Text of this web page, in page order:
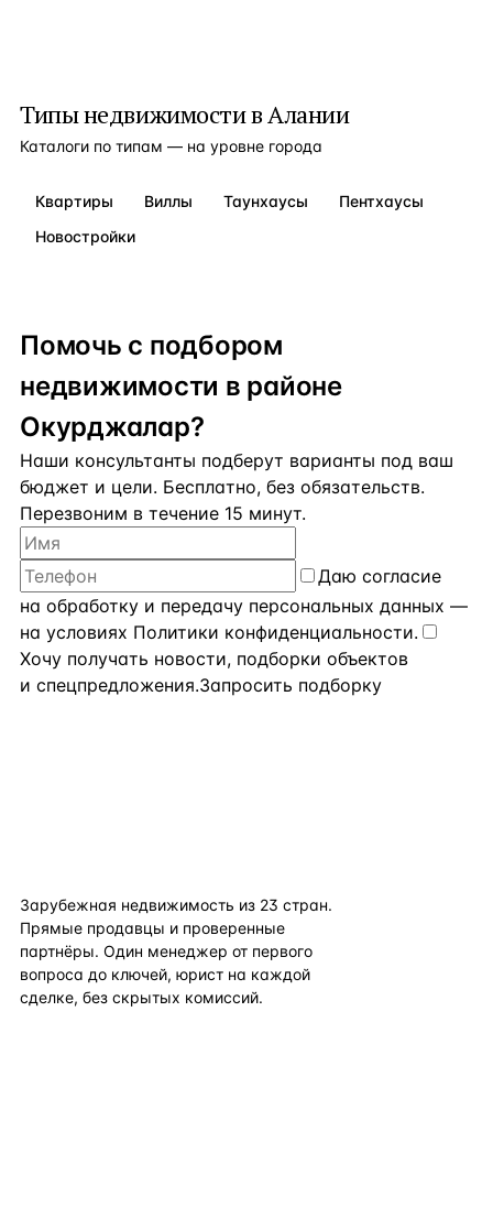
Типы недвижимости вАлании
Каталоги по типам — на уровне города
Квартиры Виллы Таунхаусы
Пентхаусы
Новостройки
Помочь с подбором
недвижимости в районе
Окурджалар?
Наши консультанты подберут варианты под ваш
бюджет и цели. Бесплатно, без обязательств.
Перезвоним в течение 15 минут.
Даю согласие
на обработку и передачу персональных данных —
на условиях Политики конфиденциальности.
Хочу получать новости, подборки объектов
и спецпредложения.Запросить подборку
Зарубежная недвижимость из 23 стран.
Прямые продавцы и проверенные
партнёры. Один менеджер от первого
вопроса до ключей, юрист на каждой
сделке, без скрытых комиссий.